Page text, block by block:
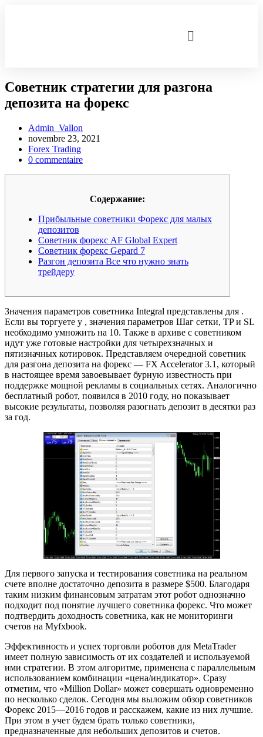
Советник стратегии для разгона
депозита на форекс
Admin_Vallon
novembre 23, 2021
Forex Trading
0 commentaire
Содержание:
Прибыльные советники Форекс для малых
депозитов
Советник форекс AF Global Expert
Советник форекс Gepard 7
Разгон депозита Все что нужно знать
трейдеру
Значения параметров советника Integral представлены для .
Если вы торгуете у , значения параметров Шаг сетки, TP и SL
необходимо умножить на 10. Также в архиве с советником
идут уже готовые настройки для четырехзначных и
пятизначных котировок. Представляем очередной советник
для разгона депозита на форекс — FX Accelerator 3.1, который
в настоящее время завоевывает бурную известность при
поддержке мощной рекламы в социальных сетях. Аналогично
бесплатный робот, появился в 2010 году, но показывает
высокие результаты, позволяя разогнать депозит в десятки раз
за год.
Для первого запуска и тестирования советника на реальном
счете вполне достаточно депозита в размере $500. Благодаря
таким низким финансовым затратам этот робот однозначно
подходит под понятие лучшего советника форекс. Что может
подтвердить доходность советника, как не мониторинги
счетов на Myfxbook.
Эффективность и успех торговли роботов для MetaTrader
имеет полную зависимость от их создателей и используемой
ими стратегии. В этом алгоритме, применена с параллельным
использованием комбинации «цена/индикатор». Сразу
отметим, что «Million Dollar» может совершать одновременно
по несколько сделок. Сегодня мы выложим обзор советников
Форекс 2015—2016 годов и расскажем, какие из них лучшие.
При этом в учет будем брать только советники,
предназначенные для небольших депозитов и счетов.